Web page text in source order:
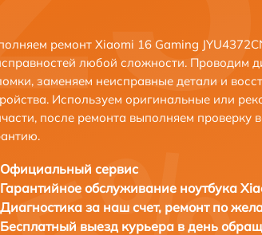
ремонт Xiaomi 16 Gaming
любой сложности. Проводим
заменяем неисправные детали и
Используем оригинальные или
после ремонта выполняем проверку
Официальный сервис
Гарантийное обслуживание ноутбука
Диагностика за наш счет, ремонт по
Бесплатный выезд курьера в день